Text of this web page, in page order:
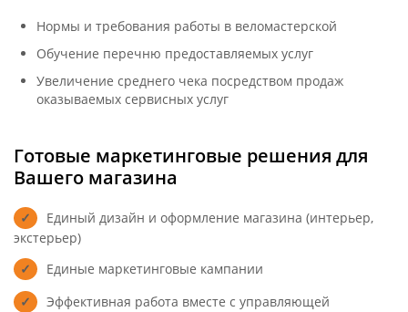
Нормы и требования работы в веломастерской
Обучение перечню предоставляемых услуг
Увеличение среднего чека посредством продаж
оказываемых сервисных услуг
Готовые маркетинговые решения для
Вашего магазина
Единый дизайн и оформление магазина (интерьер,
экстерьер)
Единые маркетинговые кампании
Эффективная работа вместе с управляющей